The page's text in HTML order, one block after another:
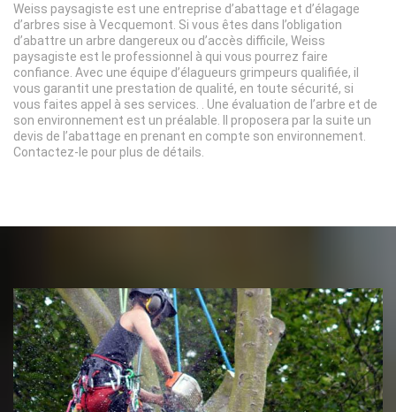
Weiss paysagiste est une entreprise d’abattage et d’élagage
d’arbres sise à Vecquemont. Si vous êtes dans l’obligation
d’abattre un arbre dangereux ou d’accès difficile, Weiss
paysagiste est le professionnel à qui vous pourrez faire
confiance. Avec une équipe d’élagueurs grimpeurs qualifiée, il
vous garantit une prestation de qualité, en toute sécurité, si
vous faites appel à ses services. . Une évaluation de l’arbre et de
son environnement est un préalable. Il proposera par la suite un
devis de l’abattage en prenant en compte son environnement.
Contactez-le pour plus de détails.